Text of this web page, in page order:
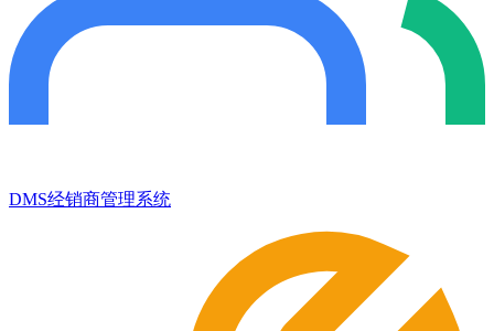
DMS经销商管理系统